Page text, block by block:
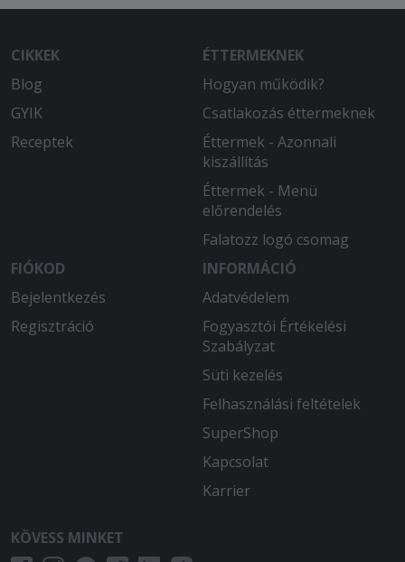
CIKKEK
Blog
GYIK
Receptek
ÉTTERMEKNEK
Hogyan működik?
Csatlakozás éttermeknek
Éttermek - Azonnali
kiszállítás
Éttermek - Menü
előrendelés
Falatozz logó csomag
FIÓKOD
Bejelentkezés
Regisztráció
INFORMÁCIÓ
Adatvédelem
Fogyasztói Értékelési
Szabályzat
Süti kezelés
Felhasználási feltételek
SuperShop
Kapcsolat
Karrier
KÖVESS MINKET